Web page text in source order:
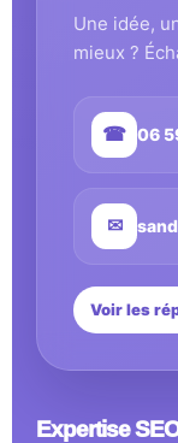
Une idée,
mieux ?
☎ 06
✉
Voir les
Expertise